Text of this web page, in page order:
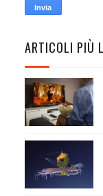
ARTICOLI PIÙ